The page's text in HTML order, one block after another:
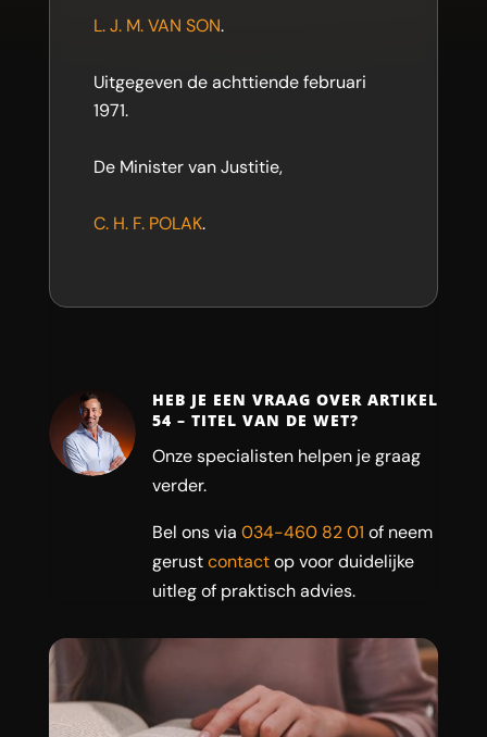
L. J. M. VAN SON.
Uitgegeven de achttiende februari
1971.
De Minister van Justitie,
C. H. F. POLAK.
HEB JE EEN VRAAG OVER ARTIKEL
54 – TITEL VAN DE WET?
Onze specialisten helpen je graag
verder.
Bel ons via 034-460 82 01 of neem
gerustcontactop voor duidelijke
uitleg of praktisch advies.